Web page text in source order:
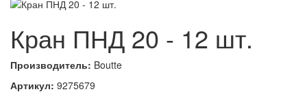
Кран ПНД 20 - 12 шт.
Производитель: Boutte
Артикул: 9275679